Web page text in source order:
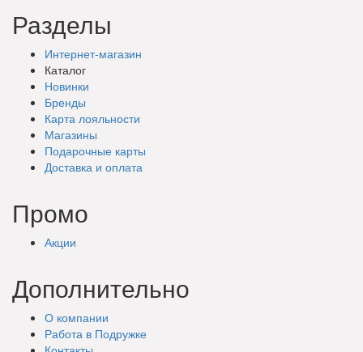
Разделы
Интернет-магазин
Каталог
Новинки
Бренды
Карта лояльности
Магазины
Подарочные карты
Доставка и оплата
Промо
Акции
Дополнительно
О компании
Работа в Подружке